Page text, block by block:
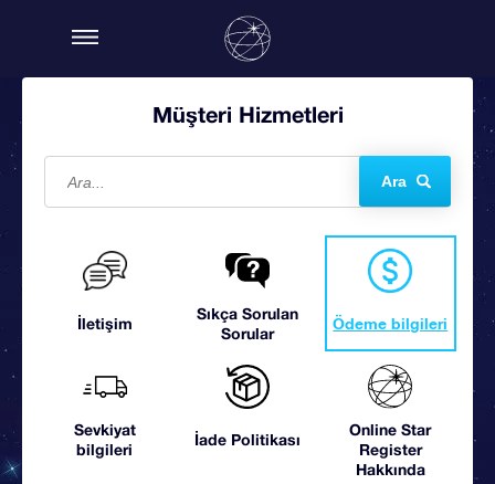
Müşteri Hizmetleri
Ara
İletişim
Sıkça Sorulan
Sorular
Ödeme bilgileri
Sevkiyat
bilgileri
İade Politikası
Online Star
Register
Hakkında